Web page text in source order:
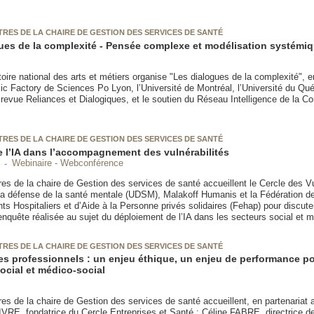
DE LA CHAIRE DE GESTION DES SERVICES DE SANTÉ
de la complexité - Pensée complexe et modélisation
national des arts et métiers organise "Les dialogues de la complexité",
Factory de Sciences Po Lyon, l’Université de Montréal, l’Université du
Reliances et Dialogiques, et le soutien du Réseau Intelligence de la
DE LA CHAIRE DE GESTION DES SERVICES DE SANTÉ
l’IA dans l’accompagnement des vulnérabilités
Webinaire - Webconférence
de la chaire de Gestion des services de santé accueillent le Cercle des
défense de la santé mentale (UDSM), Malakoff Humanis et la Fédération
Hospitaliers et d’Aide à la Personne privés solidaires (Fehap) pour
réalisée au sujet du déploiement de l’IA dans les secteurs social et
DE LA CHAIRE DE GESTION DES SERVICES DE SANTÉ
professionnels : un enjeu éthique, un enjeu de performance
et médico-social
de la chaire de Gestion des services de santé accueillent, en partenariat